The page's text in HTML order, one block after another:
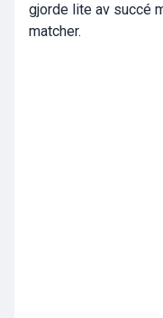
gjorde lite av succé
matcher.